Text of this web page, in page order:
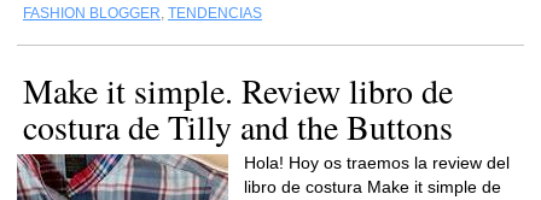
FASHION BLOGGER, TENDENCIAS
Make it simple. Review libro de
costura de Tilly and the Buttons
Hola! Hoy os traemos la review del
libro de costura Make it simple de